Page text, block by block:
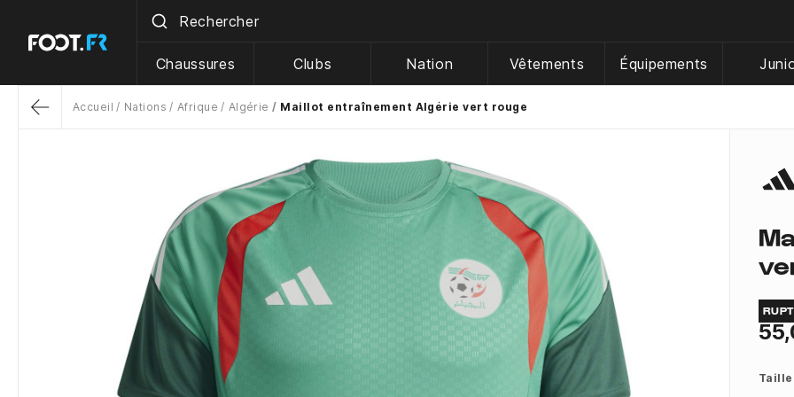
Chaussures Clubs Nation Vêtements Équipements
Accueil Nations Afrique Algérie Maillot entraînement Algérie vert rouge
Taille